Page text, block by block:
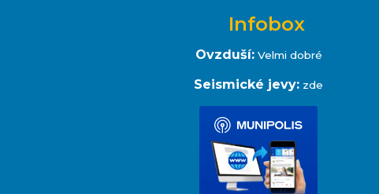
Infobox
Ovzduší: Velmi dobré
Seismické jevy: zde